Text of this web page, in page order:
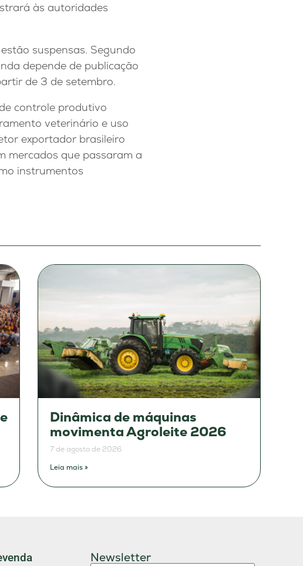
às autoridades
suspensas. Segundo
depende de publicação
de 3 de setembro.
controle produtivo
veterinário e uso
exportador brasileiro
mercados que passaram a
instrumentos
Dinâmica de máquinas
movimenta Agroleite 2026
7 de agosto de 2026
Leia mais »
Newsletter